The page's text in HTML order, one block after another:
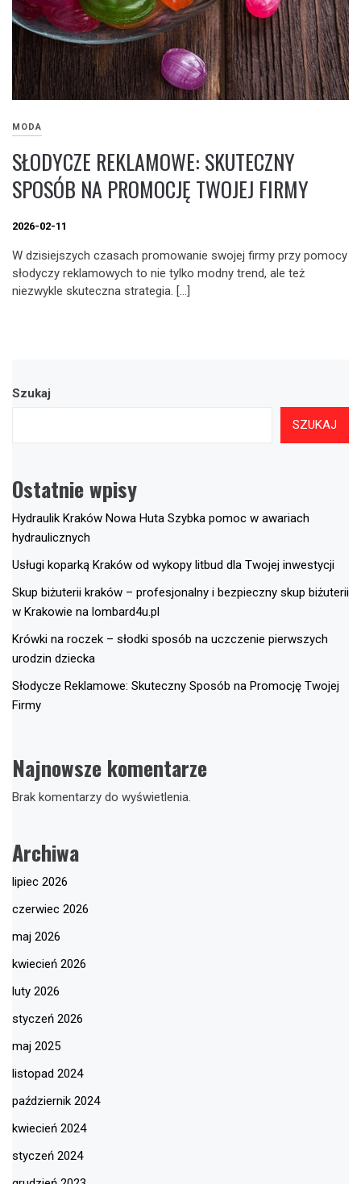
MODA
SŁODYCZE REKLAMOWE: SKUTECZNY
SPOSÓB NA PROMOCJĘ TWOJEJ FIRMY
2026-02-11
W dzisiejszych czasach promowanie swojej firmy przy pomocy
słodyczy reklamowych to nie tylko modny trend, ale też
niezwykle skuteczna strategia. […]
Szukaj
SZUKAJ
Ostatnie wpisy
Hydraulik Kraków Nowa Huta Szybka pomoc w awariach
hydraulicznych
Usługi koparką Kraków od wykopy litbud dla Twojej inwestycji
Skup biżuterii kraków – profesjonalny i bezpieczny skup biżuterii
w Krakowie na lombard4u.pl
Krówki na roczek – słodki sposób na uczczenie pierwszych
urodzin dziecka
Słodycze Reklamowe: Skuteczny Sposób na Promocję Twojej
Firmy
Najnowsze komentarze
Brak komentarzy do wyświetlenia.
Archiwa
lipiec 2026
czerwiec 2026
maj 2026
kwiecień 2026
luty 2026
styczeń 2026
maj 2025
listopad 2024
październik 2024
kwiecień 2024
styczeń 2024